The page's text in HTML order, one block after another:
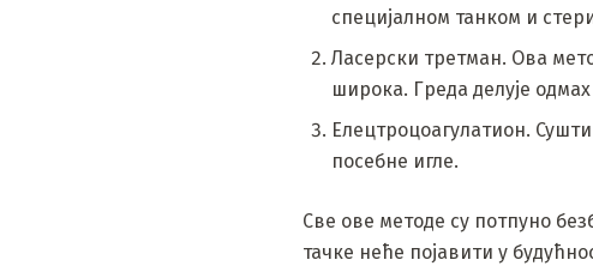
специјалном танком и
Ласерски третман. Ова
широка. Греда делује
Елецтроцоагулатион.
посебне игле.
Све ове методе су потпуно
тачке неће појавити у